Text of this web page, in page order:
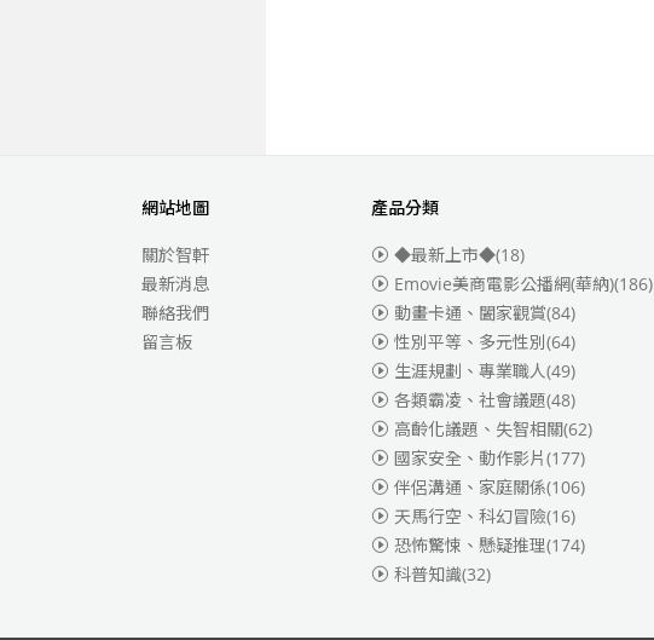
網站地圖
關於智軒
最新消息
聯絡我們
留言板
產品分類
◆最新上市◆(18)
Emovie美商電影公播網(華納)(186)
動畫卡通、闔家觀賞(84)
性別平等、多元性別(64)
生涯規劃、專業職人(49)
各類霸凌、社會議題(48)
高齡化議題、失智相關(62)
國家安全、動作影片(177)
伴侶溝通、家庭關係(106)
天馬行空、科幻冒險(16)
恐怖驚悚、懸疑推理(174)
科普知識(32)